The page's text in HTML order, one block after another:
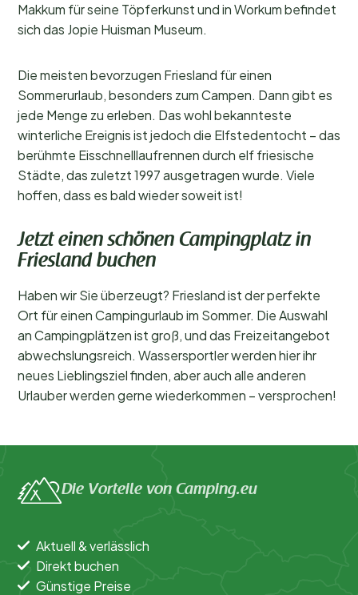
Makkum für seine Töpferkunst und in Workum befindet
sich das Jopie Huisman Museum.
Die meisten bevorzugen Friesland für einen
Sommerurlaub, besonders zum Campen. Dann gibt es
jede Menge zu erleben. Das wohl bekannteste
winterliche Ereignis ist jedoch die Elfstedentocht – das
berühmte Eisschnelllaufrennen durch elf friesische
Städte, das zuletzt 1997 ausgetragen wurde. Viele
hoffen, dass es bald wieder soweit ist!
Jetzt einen schönen Campingplatz in
Friesland buchen
Haben wir Sie überzeugt? Friesland ist der perfekte
Ort für einen Campingurlaub im Sommer. Die Auswahl
an Campingplätzen ist groß, und das Freizeitangebot
abwechslungsreich. Wassersportler werden hier ihr
neues Lieblingsziel finden, aber auch alle anderen
Urlauber werden gerne wiederkommen – versprochen!
Die Vorteile von Camping.eu
Aktuell & verlässlich
Direkt buchen
Günstige Preise